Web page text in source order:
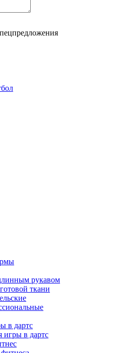
рукавом
ткани
в дартс
игры в дартс